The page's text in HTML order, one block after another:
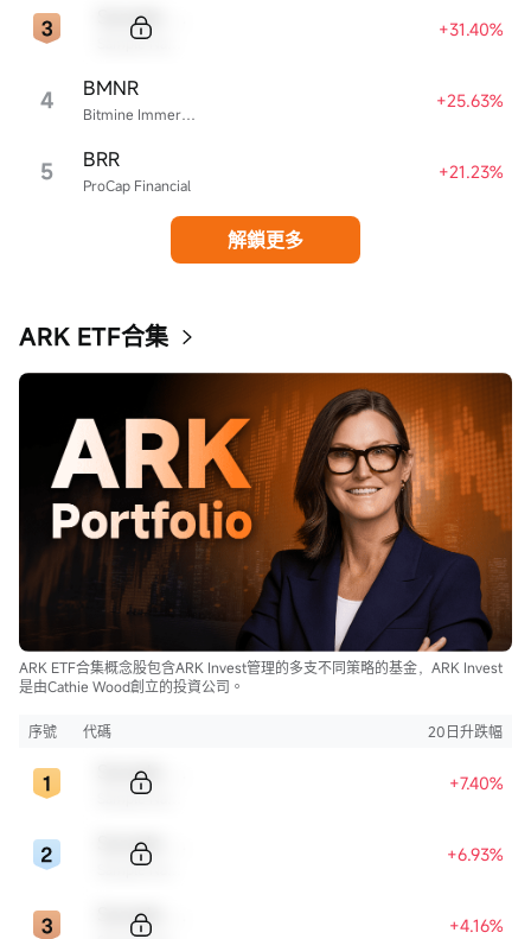
+31.40%
4 Bitmine Immersion Technologies
BMNR +25.63%
5 ProCap Financial
BRR +21.23%
解鎖更多
ARK ETF合集
ARK ETF合集概念股包含ARK Invest管理的多支不同策略的基金，ARK Invest
是由Cathie Wood創立的投資公司。
序號 代碼 20日升跌幅
+7.40%
+6.93%
+4.16%